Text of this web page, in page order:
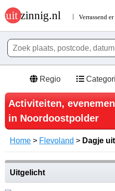
Regio
Activiteiten,
in Noordoostpolder
Home > Flevoland > Dagje
Uitgelicht